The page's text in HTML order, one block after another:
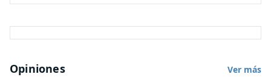
Opiniones Ver más